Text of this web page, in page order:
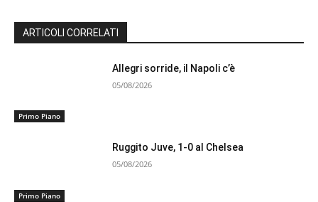
ARTICOLI CORRELATI
Primo Piano
Allegri sorride, il Napoli c’è
05/08/2026
Primo Piano
Ruggito Juve, 1-0 al Chelsea
05/08/2026